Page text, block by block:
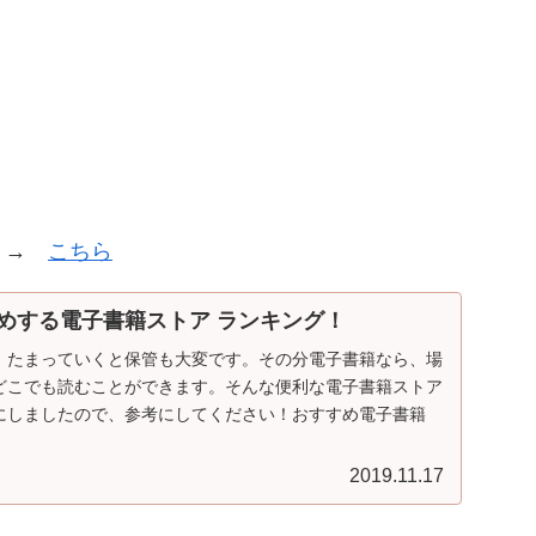
→ こちら
する電子書籍ストア ランキング！
たまっていくと保管も大変です。その分電子書籍なら、場
でも読むことができます。そんな便利な電子書籍ストア
しましたので、参考にしてください！おすすめ電子書籍
2019.11.17